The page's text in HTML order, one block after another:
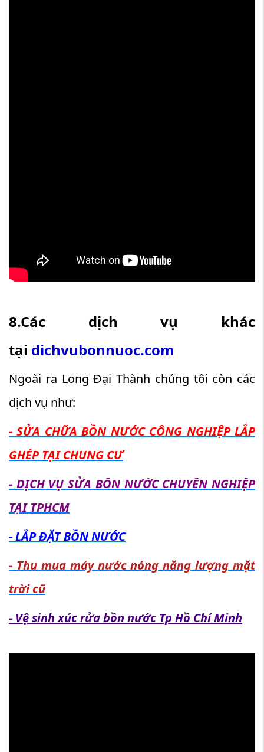
8.Các dịch vụ khác
tại dichvubonnuoc.com
Ngoài ra Long Đại Thành chúng tôi còn các
dịch vụ như:
- SỬA CHỮA BỒN NƯỚC CÔNG NGHIỆP LẮP
GHÉP TẠI CHUNG CƯ
- DỊCH VỤ SỬA BÔN NƯỚC CHUYÊN NGHIỆP
TẠI TPHCM
- LẮP ĐẶT BỒN NƯỚC
- Thu mua máy nước nóng năng lượng mặt
trời cũ
- Vệ sinh xúc rửa bồn nước Tp Hồ Chí Minh